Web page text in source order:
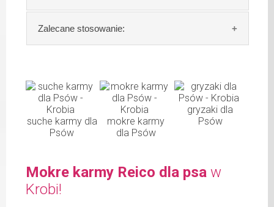
Waga netto/Nr art.: 1800 g/1047
Skład:mięso i produkty pochodzenia
zwierzęcego: (końskie podroby: min. 25%
Szczegółowa analiza składu:
surowe białko 11,50 %
tłuszcz surowy 4,00 %
włókno surowe 0,30 %
Zalecane stosowanie:
Hundewurst (Kiełbasa dla wzmocnienia)
waga
psa
dzienna
porcja
6 - 14
kg
suche karmy dla
Psów
mokre karmy
dla Psów
gryzaki dla
Psów
Mokre karmy Reico dla psa w
Krobi!